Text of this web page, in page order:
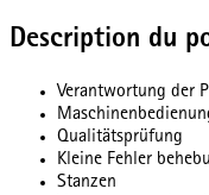
Description du
Verantwortung der
Qualitätsprüfung
Kleine Fehler
Stanzen